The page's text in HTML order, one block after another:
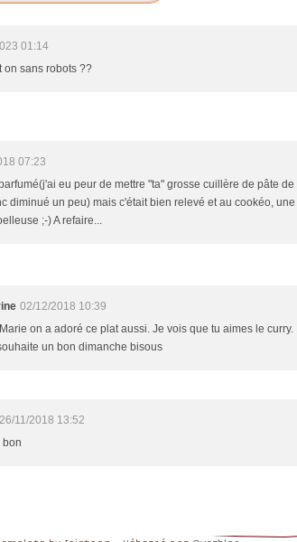
01:14
on sans robots ??
07:23
eu peur de mettre "ta" grosse cuillère de pâte de
diminué un peu) mais c'était bien relevé et au cookéo, une
;-) A refaire...
02/12/2018 10:39
on a adoré ce plat aussi. Je vois que tu aimes le curry.
un bon dimanche bisous
26/11/2018 13:52
bon